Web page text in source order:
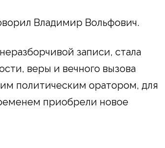
Владимир Вольфович.
записи, стала
веры и вечного вызова
политическим оратором, для
приобрели новое